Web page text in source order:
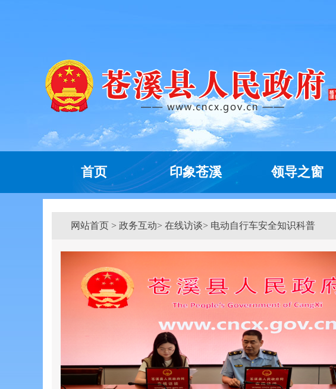
首页 印象苍溪 领导之窗
网站首页 > 政务互动> 在线访谈> 电动自行车安全知识科普